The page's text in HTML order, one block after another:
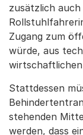
zusätzlich
Zugang zum
würde, aus
Stattdessen
stehenden
werden, dass